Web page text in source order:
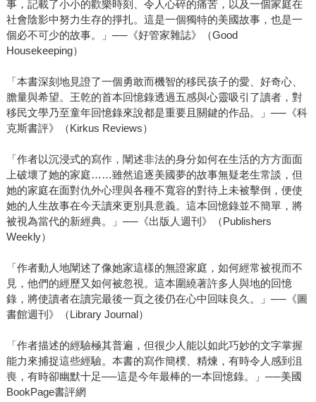
事，記載了小小的歡樂時刻、令人心碎的痛苦，以及一個家庭在
社會陰影中努力生存的掙扎。這是一個獨特的美國故事，也是一
個必不可少的故事。」──《好管家雜誌》（Good
Housekeeping）
「本書深刻地見證了一個勇敢而機智的移民孩子的愛、好奇心、
膽量與希望。王乾的首本回憶錄透過五感與心靈吸引了讀者，對
移民文學乃至童年回憶錄來說都是重要且關鍵的作品。」──《科
克斯書評》（Kirkus Reviews）
「作者以沉浸式的寫作，闡述非法的身分如何在生活的方方面面
上破壞了她的家庭……雖然追逐美國夢的故事無疑老生常談，但
她的家庭在面對仇外心理與各種不寬容的對待上未被擊倒，便使
她的人生故事在今天讀來更別具意義。這本回憶錄並不簡單，將
被視為當代的新經典。」──《出版人週刊》（Publishers
Weekly）
「作者動人地闡述了像她家這樣的無證家庭，如何經常被視而不
見，他們的經歷又如何被忽視。這本圍繞著許多人與地的回憶
錄，將使讀者在讀完最後一頁之後仍在心中回味良久。」──《圖
書館週刊》（Library Journal）
「作者描述的經驗極其普遍，但很少人能以如此巧妙的文字掌握
能力來捕捉這些經驗。本書的寫作簡樸、精煉，有時令人感到沮
喪，有時卻幽默十足──這是今年最棒的一本回憶錄。」──美國
BookPage書評網